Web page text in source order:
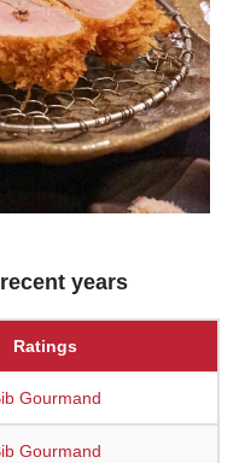
years
Ratings
Gourmand
Gourmand